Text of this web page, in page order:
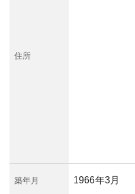
住所
築年月 1966年3月